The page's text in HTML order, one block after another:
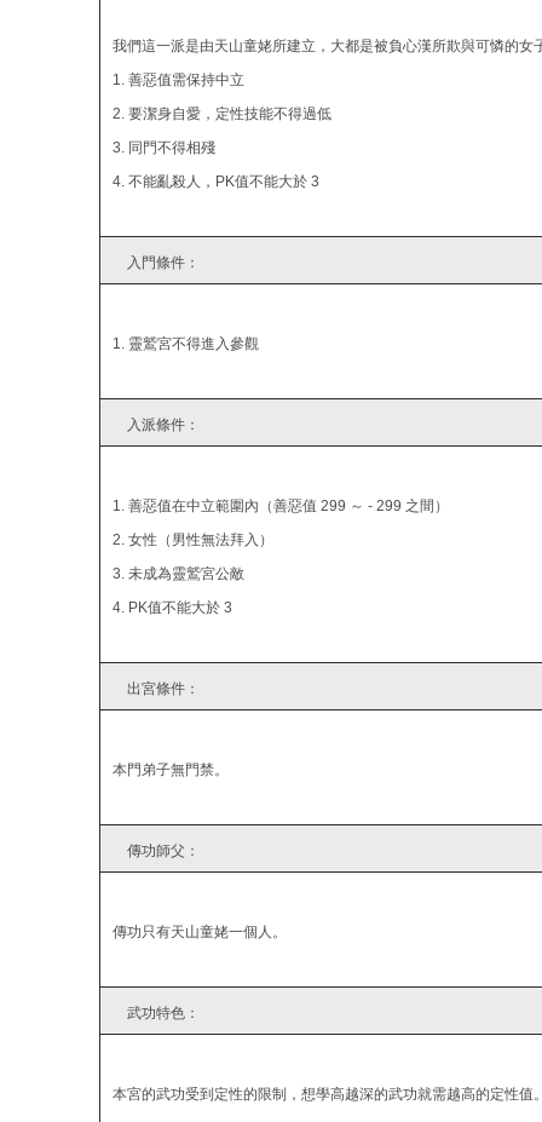
我們這一派是由天山童姥所建立，大都是被負心漢所欺與可憐的女
1. 善惡值需保持中立
2. 要潔身自愛，定性技能不得過低
3. 同門不得相殘
4. 不能亂殺人，PK值不能大於 3
入門條件：
1. 靈鷲宮不得進入參觀
入派條件：
1. 善惡值在中立範圍內（善惡值 299 ～ - 299 之間）
2. 女性（男性無法拜入）
3. 未成為靈鷲宮公敵
4. PK值不能大於 3
出宮條件：
本門弟子無門禁。
傳功師父：
傳功只有天山童姥一個人。
武功特色：
本宮的武功受到定性的限制，想學高越深的武功就需越高的定性